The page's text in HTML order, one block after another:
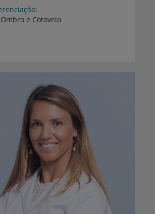
Ombro e Cotovelo